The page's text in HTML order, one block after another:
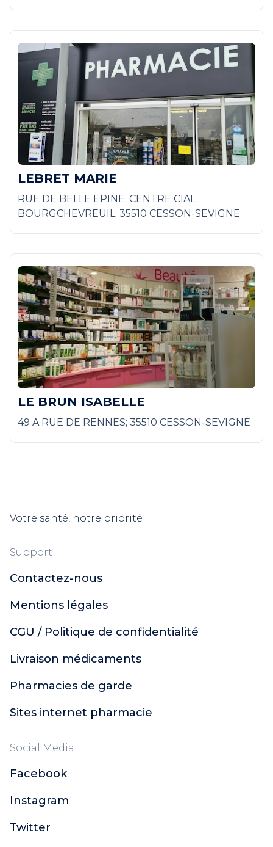
LEBRET MARIE
RUE DE BELLE EPINE; CENTRE CIAL
BOURGCHEVREUIL; 35510 CESSON-SEVIGNE
LE BRUN ISABELLE
49 A RUE DE RENNES; 35510 CESSON-SEVIGNE
Votre santé, notre priorité
Support
Contactez-nous
Mentions légales
CGU / Politique de confidentialité
Livraison médicaments
Pharmacies de garde
Sites internet pharmacie
Social Media
Facebook
Instagram
Twitter